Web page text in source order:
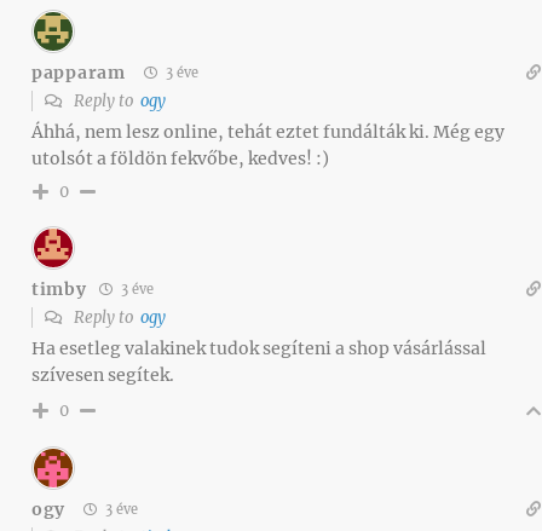
papparam 3 éve
Reply to ogy
Áhhá, nem lesz online, tehát eztet fundálták ki. Még egy
utolsót a földön fekvőbe, kedves! :)
0
timby 3 éve
Reply to ogy
Ha esetleg valakinek tudok segíteni a shop vásárlással
szívesen segítek.
0
ogy 3 éve